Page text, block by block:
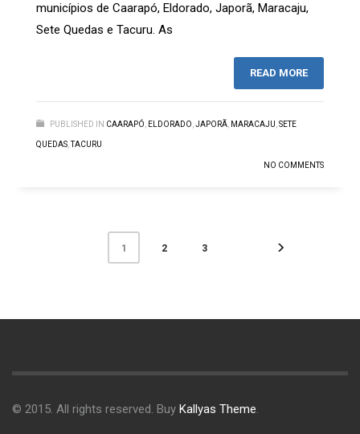
municípios de Caarapó, Eldorado, Japorã, Maracaju,
Sete Quedas e Tacuru. As
READ MORE
PUBLISHED IN CAARAPÓ, ELDORADO,JAPORÃ, MARACAJU,SETE
QUEDAS, TACURU
NO COMMENTS
1 2 3
© 2015. All rights reserved. Buy Kallyas Theme.